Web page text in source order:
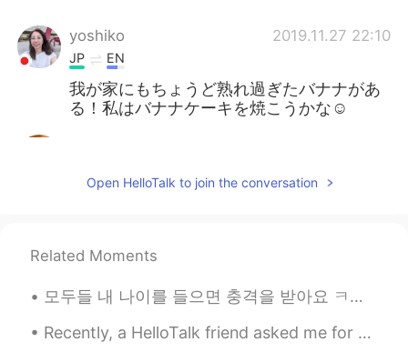
yoshiko 2019.11.27 22:10
JP EN
我が家にもちょうど熟れ過ぎたバナナがあ
る！私はバナナケーキを焼こうかな☺️
ちょっと熟し
作るときめた
Open HelloTalk to join the conversation
Related Moments
모두들 내 나이를 들으면 충격을 받아요 ㅋㅋ 근데 몇 살처럼 보여요 🤔 私の年齢を聞くと皆ショックを受ける 私は何歳に見えますか？🤔 Everyone is shocked wh...
Recently, a HelloTalk friend asked me for some advice after her boyfriend ended their relationship!